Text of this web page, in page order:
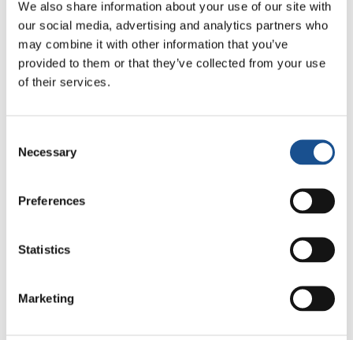
We also share information about your use of our site with
our social media, advertising and analytics partners who
may combine it with other information that you’ve
provided to them or that they’ve collected from your use
of their services.
Selection
Necessary
Preferences
Statistics
Marketing
perspectiva cultural. Pero debía encaminarse
hacia dos fronteras.
¿Cuáles?
precisamente, sobre ese dolor eliminado por la
los diseñadores, arquitectos ya profesionales y
discapacidad desde los primeros años de la